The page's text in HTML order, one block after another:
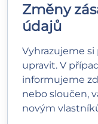
Změny
údajů
Vyhrazujeme
upravit. V
informujeme
nebo sloučen,
novým